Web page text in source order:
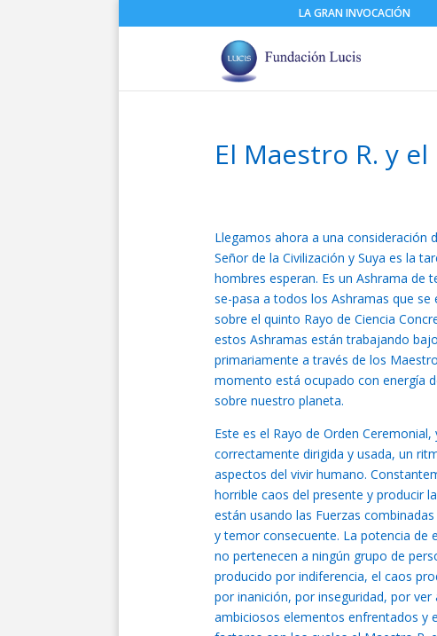
LA GRAN INVOCACIÓN
El Maestro R. y
Llegamos ahora a una consideración
Señor de la Civilización y Suya es la
hombres esperan. Es un Ashrama de
se-pasa a todos los Ashramas que
sobre el quinto Rayo de Ciencia
estos Ashramas están trabajando
primariamente a través de los
momento está ocupado con energía
sobre nuestro planeta.
Este es el Rayo de Orden
correctamente dirigida y usada, un
aspectos del vivir humano.
horrible caos del presente y producir
están usando las Fuerzas
y temor consecuente. La potencia de
no pertenecen a ningún grupo de
producido por indiferencia, el caos
por inanición, por inseguridad, por
ambiciosos elementos enfrentados y